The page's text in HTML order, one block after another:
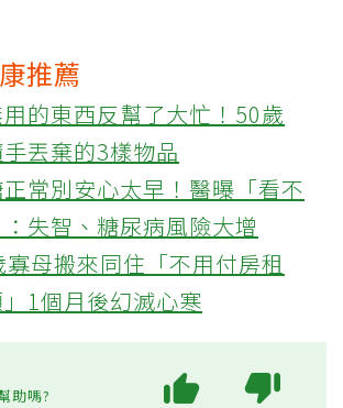
推薦
的東西反幫了大忙！50歲
丟棄的3樣物品
常別安心太早！醫曝「看不
失智、糖尿病風險大增
母搬來同住「不用付房租
1個月後幻滅心寒
助嗎?